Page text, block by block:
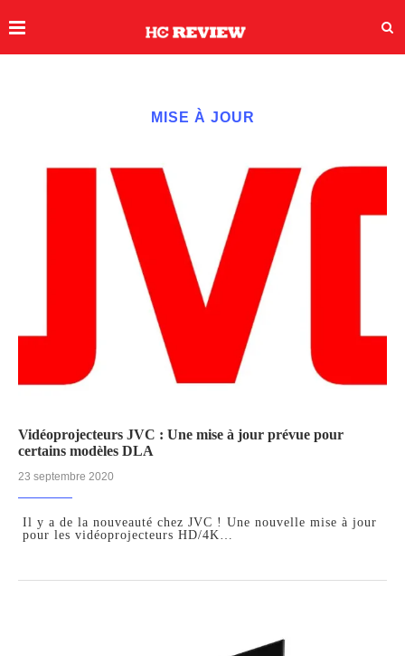
MISE À JOUR
Vidéoprojecteurs JVC : Une mise à jour prévue pour
certains modèles DLA
23 septembre 2020
Il y a de la nouveauté chez JVC ! Une nouvelle mise à jour
pour les vidéoprojecteurs HD/4K…